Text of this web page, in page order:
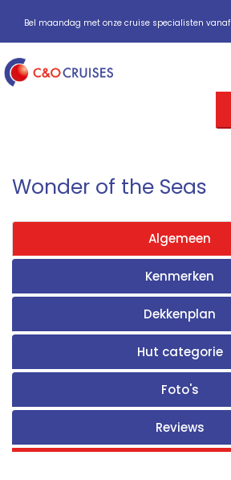
Bel maandag met onze cruise specialisten vanaf
Wonder of the Seas
Algemeen
Kenmerken
Dekkenplan
Hut categorie
Foto's
Reviews